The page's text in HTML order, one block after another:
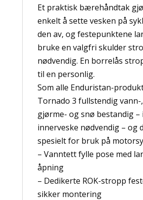
Et praktisk bærehåndtak
enkelt å sette vesken på
den av, og festepunktene
bruke en valgfri skulder
nødvendig. En borrelås
til en personlig.
Som alle Enduristan-
Tornado 3 fullstendig vann-
gjørme- og snø bestandig –
innerveske nødvendig – og
spesielt for bruk på
– Vanntett fylle pose med
åpning
– Dedikerte ROK-stropp
sikker montering